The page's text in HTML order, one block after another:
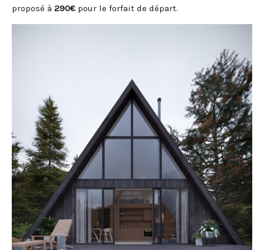
proposé à 290€ pour le forfait de départ.